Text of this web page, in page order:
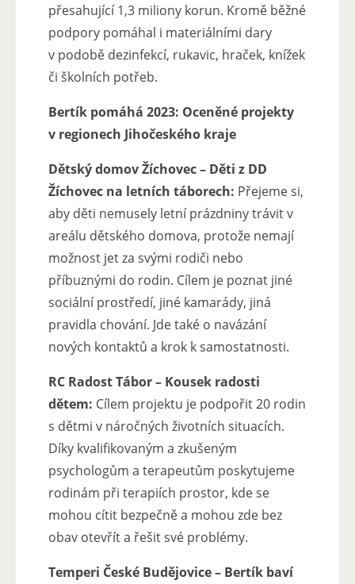
přesahující 1,3 miliony korun. Kromě běžné
podpory pomáhal i materiálními dary
v podobě dezinfekcí, rukavic, hraček, knížek
či školních potřeb.
Bertík pomáhá 2023: Oceněné projekty
v regionech Jihočeského kraje
Dětský domov Žíchovec – Děti z DD
Žíchovec na letních táborech: Přejeme si,
aby děti nemusely letní prázdniny trávit v
areálu dětského domova, protože nemají
možnost jet za svými rodiči nebo
příbuznými do rodin. Cílem je poznat jiné
sociální prostředí, jiné kamarády, jiná
pravidla chování. Jde také o navázání
nových kontaktů a krok k samostatnosti.
RC Radost Tábor – Kousek radosti
dětem: Cílem projektu je podpořit 20 rodin
s dětmi v náročných životních situacích.
Díky kvalifikovaným a zkušeným
psychologům a terapeutům poskytujeme
rodinám při terapiích prostor, kde se
mohou cítit bezpečně a mohou zde bez
obav otevřít a řešit své problémy.
Temperi České Budějovice – Bertík baví